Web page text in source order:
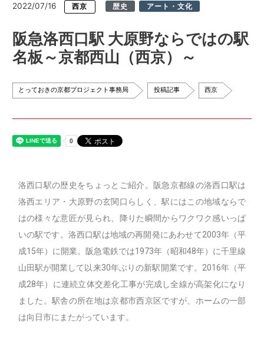
2022/07/16 西京 歴史 アート・文化
阪急洛西口駅 大原野ならではの駅
名板～京都西山（西京）～
とっておきの京都プロジェクト事務局 投稿記事 西京
洛西口駅の歴史をちょっとご紹介。阪急京都線の洛西口駅は
洛西エリア・大原野の玄関口らしく、駅にはこの地域ならで
はの様々な意匠が見られ、降りた瞬間からワクワク感いっぱ
いの駅です。洛西口駅は地域の再開発にあわせて2003年（平
成15年）に開業。阪急電鉄では1973年（昭和48年）に千里線
山田駅が開業して以来30年ぶりの新駅開業です。2016年（平
成28年）に連続立体交差化工事が完成し全線が高架化になり
ました。駅舎の所在地は京都市西京区ですが、ホームの一部
は向日市にまたがっています。